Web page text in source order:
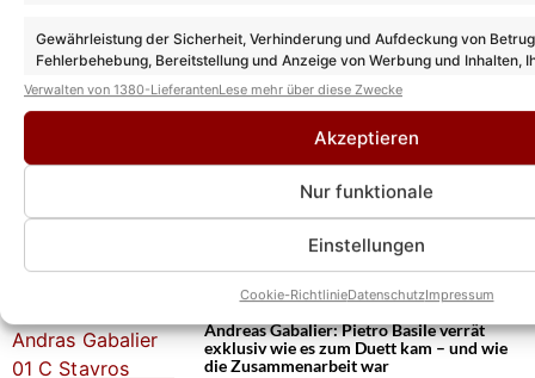
Gewährleistung der Sicherheit, Verhinderung und Aufdeckung von
Fehlerbehebung, Bereitstellung und Anzeige von Werbung und Inhalten,
Entscheidungen zum Datenschutz speichern und übermitteln.
Verwalten von 1380-LieferantenLese mehr über diese Zwecke
Akzeptieren
Nur funktionale
Einstellungen
Cookie-RichtlinieDatenschutzImpressum
Andreas Gabalier schwärmt von
Duettpartner Pietro Basile: Hat „eine
Andreas Gabalier: Pietro Basile verrät
exklusiv wie es zum Duett kam – und wie
die Zusammenarbeit war